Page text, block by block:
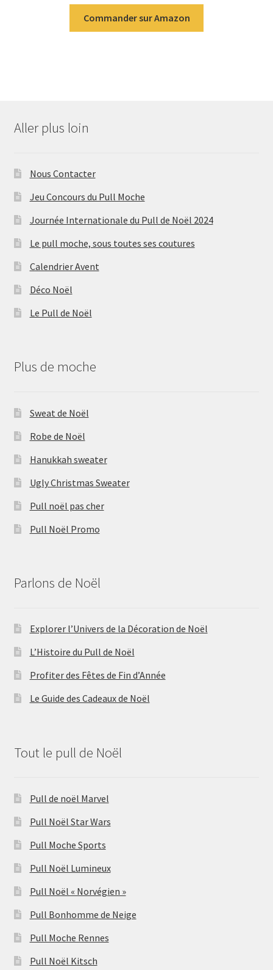
Commander sur Amazon
Aller plus loin
Nous Contacter
Jeu Concours du Pull Moche
Journée Internationale du Pull de Noël 2024
Le pull moche, sous toutes ses coutures
Calendrier Avent
Déco Noël
Le Pull de Noël
Plus de moche
Sweat de Noël
Robe de Noël
Hanukkah sweater
Ugly Christmas Sweater
Pull noël pas cher
Pull Noël Promo
Parlons de Noël
Explorer l’Univers de la Décoration de Noël
L’Histoire du Pull de Noël
Profiter des Fêtes de Fin d’Année
Le Guide des Cadeaux de Noël
Tout le pull de Noël
Pull de noël Marvel
Pull Noël Star Wars
Pull Moche Sports
Pull Noël Lumineux
Pull Noël « Norvégien »
Pull Bonhomme de Neige
Pull Moche Rennes
Pull Noël Kitsch